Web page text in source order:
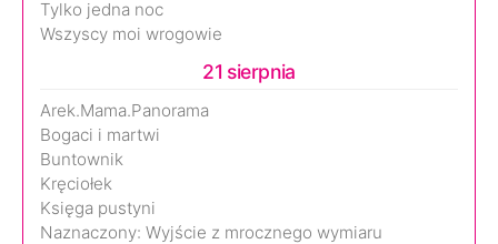
Tylko jedna noc
Wszyscy moi wrogowie
21 sierpnia
Arek.Mama.Panorama
Bogaci i martwi
Buntownik
Kręciołek
Księga pustyni
Naznaczony: Wyjście z mrocznego wymiaru